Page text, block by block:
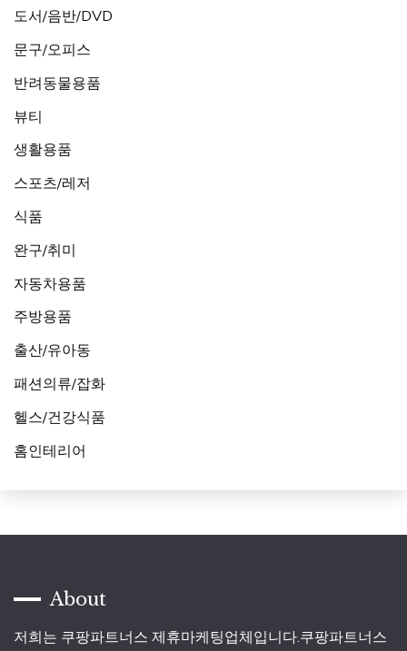
도서/음반/DVD
문구/오피스
반려동물용품
뷰티
생활용품
스포츠/레저
식품
완구/취미
자동차용품
주방용품
출산/유아동
패션의류/잡화
헬스/건강식품
홈인테리어
About
저희는 쿠팡파트너스 제휴마케팅업체입니다.쿠팡파트너스